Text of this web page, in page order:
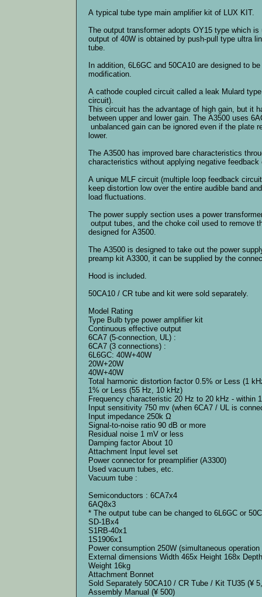
A typical tube type main amplifier kit of LUX KIT.
The output transformer adopts OY15 type which
output of 40W is obtained by push-pull type ultra
tube.
In addition, 6L6GC and 50CA10 are designed to
modification.
A cathode coupled circuit called a leak Mulard
circuit).
This circuit has the advantage of high gain, but it
between upper and lower gain. The A3500 uses
unbalanced gain can be ignored even if the plate
lower.
The A3500 has improved bare characteristics
characteristics without applying negative feedback
A unique MLF circuit (multiple loop feedback
keep distortion low over the entire audible band
load fluctuations.
The power supply section uses a power
output tubes, and the choke coil used to remove
designed for A3500.
The A3500 is designed to take out the power
preamp kit A3300, it can be supplied by the
Hood is included.
50CA10 / CR tube and kit were sold separately.
Model Rating
Type Bulb type power amplifier kit
Continuous effective output
6CA7 (5-connection, UL) :
6CA7 (3 connections) :
6L6GC: 40W+40W
20W+20W
40W+40W
Total harmonic distortion factor 0.5% or Less (1
1% or Less (55 Hz, 10 kHz)
Frequency characteristic 20 Hz to 20 kHz - within
Input sensitivity 750 mv (when 6CA7 / UL is
Input impedance 250k Ω
Signal-to-noise ratio 90 dB or more
Residual noise 1 mV or less
Damping factor About 10
Attachment Input level set
Power connector for preamplifier (A3300)
Used vacuum tubes, etc.
Vacuum tube :
Semiconductors : 6CA7x4
6AQ8x3
* The output tube can be changed to 6L6GC or
SD-1Bx4
S1RB-40x1
1S1906x1
Power consumption 250W (simultaneous
External dimensions Width 465x Height 168x
Weight 16kg
Attachment Bonnet
Sold Separately 50CA10 / CR Tube / Kit TU35 (¥
Assembly Manual (¥ 500)